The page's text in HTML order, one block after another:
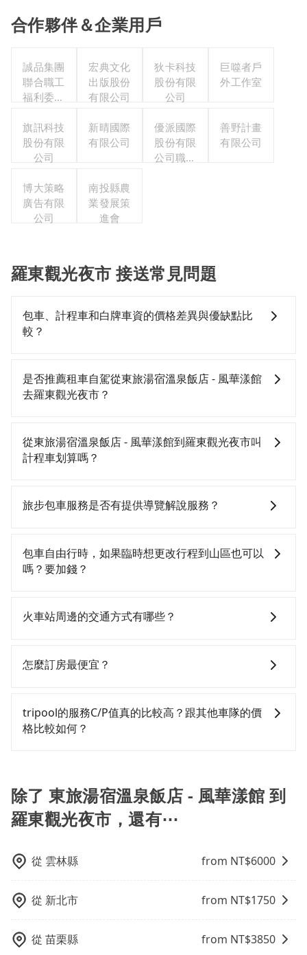
合作夥伴＆企業用戶
誠品集團
聯合職工
福利委員
宏典文化
出版股份
有限公司
狄卡科技
股份有限
公司
巨噬者戶
外工作室
旗訊科技
股份有限
公司
新晴國際
有限公司
優派國際
股份有限
公司職工
善野計畫
有限公司
博大策略
廣告有限
公司
南投縣農
業發展策
進會
羅東觀光夜市 接送常見問題
包車、計程車和白牌車資的價格差異與優缺點比
較？
包車：優點是搭乘舒適可以根據自己的需求安排時間和
地點上車較客製化。此外，司機還會提供各種旅遊建議
通塞車時亦會加收延遲費用，一般屬短程接駁為主。 -
白牌車：優點是價格相對較低，有的還可喊價。但安全
是否推薦租車自駕從東旅湯宿溫泉飯店 - 風華漾館
去羅東觀光夜市？
對的時間彈性，最重要的是你當天就要來回，那在宜蘭
路邊可隨租隨借的iRent應該是你最便宜選擇。註冊完
到羅東觀光夜市的花費預估為$550~1,050（金額差異來
外的汽車保險與可能的罰單都需自付。再者，和運的
iRent只提供最基本的車型，如Toyota Yaris、Prius C、
最令人詬病的就是車況，打開車門才發現仍有上一組乘
約了時間但上一位用戶卻遲遲尚未歸還，又或者要還車
時卻偏偏找不到停車位，對於急著用車或者要載其他乘
看似方便，但實際使用時還是有其區域的限制，實際可
停靠的地點與你的上下車地點仍有段距離，在遇到下雨
天或者載行李時，就顯得非常不便。
從東旅湯宿溫泉飯店 - 風華漾館到羅東觀光夜市叫
計程車划算嗎？
灣大車隊、Uber、Line Taxi、Yoxi等，如果在路邊攔不
程汽車行等叫車看看。依照里程跳錶計算，價格約為
490~600元間。不過宜蘭縣僅有合法計程車約750輛，計
司機不按錶計費，約有47%會採現場議價，建議最好先
仍有臨時攔不到車以及計程車司機不跳錶計費的風險，
如你們人數在五人以上，分坐兩台計程車就不太方便，
旅步包車服務是否有提供導覽解說服務？
需要導覽服務，可事先透過電子郵件
booking@tripool.app聯繫我們，將有專人協助回覆確
包車自由行時，如果臨時想更改行程到山區也可以
嗎？要加錢？
旅步可能會根據行經的路線是否超過海拔1500公尺來進
我們會透過Email的方式向您說明收費細節，讓您能更放
火車站周邊的交通方式有哪些？
方式： 公車或客運：乘坐公車或客運到達或離開火車
達或離開火車站，快捷便利。 包車：預定包車到達或離
開火車站，是最便利的，無需與人共乘、快速抵達。
怎麼訂房最便宜？
OTA (online travel agent) 來完成，除了可以快速依據
地區、價位、人數、特殊需求來搜尋適合的旅店與房
有Booking.com、Agoda.com、Hotels.com、
Expedia.com、Trip.com等。正常來說，線上刷卡付款
完後預定就完成，事先不用電話確認空房，事後也不用
或規模較小的飯店，有可能再多平台同時上架而發生超
賣的現象，便有可能到了現場卻沒房可住的窘境，所以
要再人工電話與飯店確認。預訂民宿方面，如不怕麻
得便宜，但缺點就是多數要匯款並再人工確認。假如不
介意多花一點錢省下這些瑣碎的事，台灣本土的AsiaYo
tripool的服務C/P值真的比較高？跟其他車隊的價
格比較如何？
主的台灣大車隊、大都會、LINE Taxi、Uber，機場接送
則有肯驛、全鋒、格上租車、和運租車，包車旅遊則是
KKDAY、KLOOK、叫車吧等。tripool旅步專注在長程
也包括東旅湯宿溫泉飯店 - 風華漾館去羅東觀光夜
市），全台保證出車。由於有高效的車輛調度能力，能
最佳選擇。
除了 東旅湯宿溫泉飯店 - 風華漾館 到
羅東觀光夜市，還有⋯
從 雲林縣 from NT$6000
從 新北市 from NT$1750
從 苗栗縣 from NT$3850